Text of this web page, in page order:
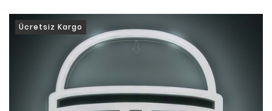
Ücretsiz Kargo